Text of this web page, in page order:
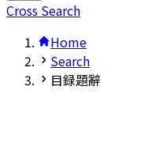
Cross Search
Home
Search
目録題辭